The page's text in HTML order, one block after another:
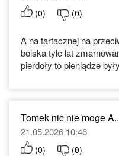
(0) (0)
A na tartacznej na
boiska tyle lat
pierdoły to pieniądze
Tomek nic nie moge
21.05.2026 10:46
(0) (0)